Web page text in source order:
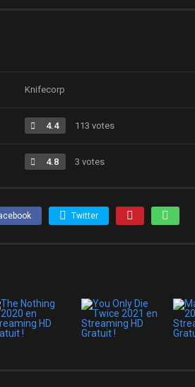
Knifecorp
4.4 113 votes
4.8 3 votes
Twitter